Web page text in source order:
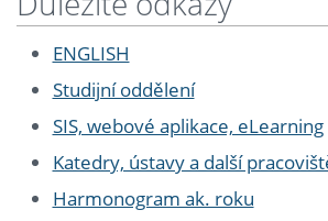
ENGLISH
Studijní oddělení
SIS, webové aplikace, eLearning
Katedry, ústavy a další
Harmonogram ak. roku